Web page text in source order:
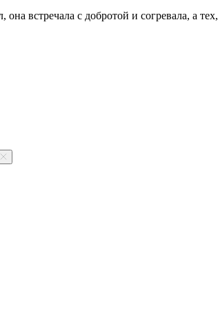
встречала с добротой и согревала, а